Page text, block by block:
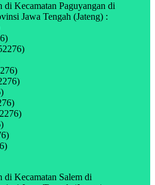
di Kecamatan Paguyangan di
Jawa Tengah (Jateng) :
di Kecamatan Salem di